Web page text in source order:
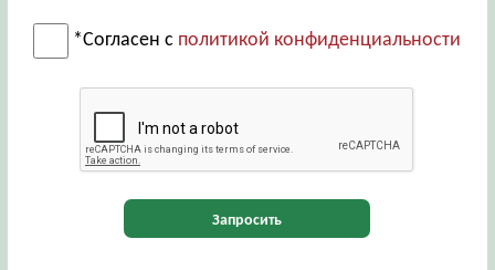
*Согласен с политикой конфиденциальности
Запросить